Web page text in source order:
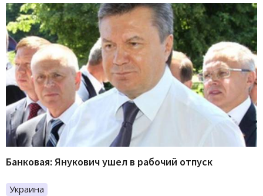
Банковая: Янукович ушел в рабочий отпуск
Украина